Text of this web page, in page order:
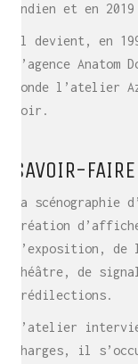
Indien et en
Il devient, en
l’agence
fonde l’atelier
noir.
SAVOIR-FAIRE
La
création
d’exposition, de
théâtre, de
prédilections.
L’atelier
charges, il